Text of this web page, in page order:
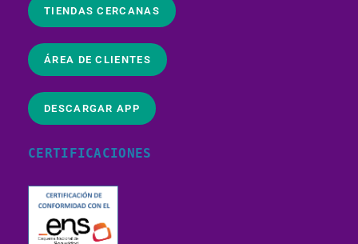
TIENDAS CERCANAS
ÁREA DE CLIENTES
DESCARGAR APP
CERTIFICACIONES